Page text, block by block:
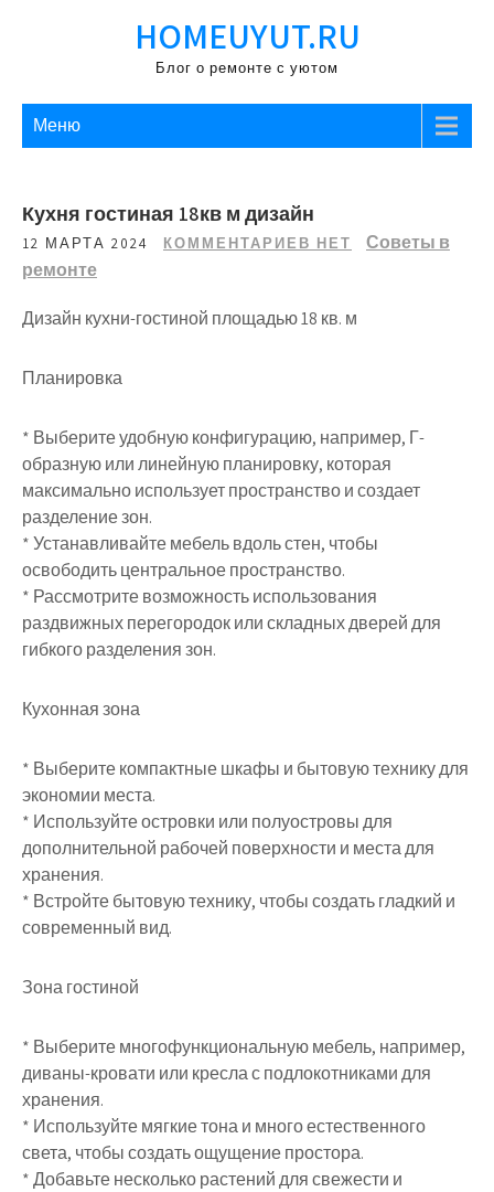
HOMEUYUT.RU
Блог о ремонте с уютом
Меню
Кухня гостиная 18кв м дизайн
12 МАРТА 2024 КОММЕНТАРИЕВ НЕТ
Советы в
ремонте
Дизайн кухни-гостиной площадью 18 кв. м
Планировка
* Выберите удобную конфигурацию, например, Г-
образную или линейную планировку, которая
максимально использует пространство и создает
разделение зон.
* Устанавливайте мебель вдоль стен, чтобы
освободить центральное пространство.
* Рассмотрите возможность использования
раздвижных перегородок или складных дверей для
гибкого разделения зон.
Кухонная зона
* Выберите компактные шкафы и бытовую технику для
экономии места.
* Используйте островки или полуостровы для
дополнительной рабочей поверхности и места для
хранения.
* Встройте бытовую технику, чтобы создать гладкий и
современный вид.
Зона гостиной
* Выберите многофункциональную мебель, например,
диваны-кровати или кресла с подлокотниками для
хранения.
* Используйте мягкие тона и много естественного
света, чтобы создать ощущение простора.
* Добавьте несколько растений для свежести и